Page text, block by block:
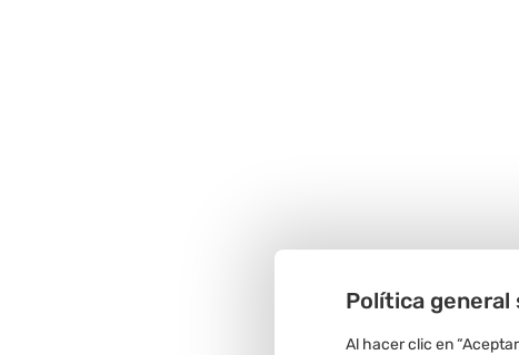
Política general
Al hacer clic en